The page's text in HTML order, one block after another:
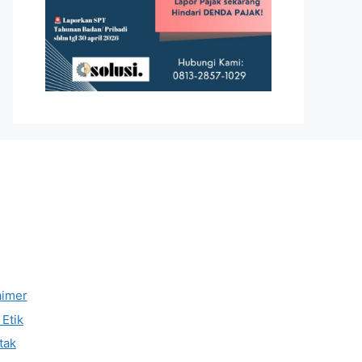
Etik